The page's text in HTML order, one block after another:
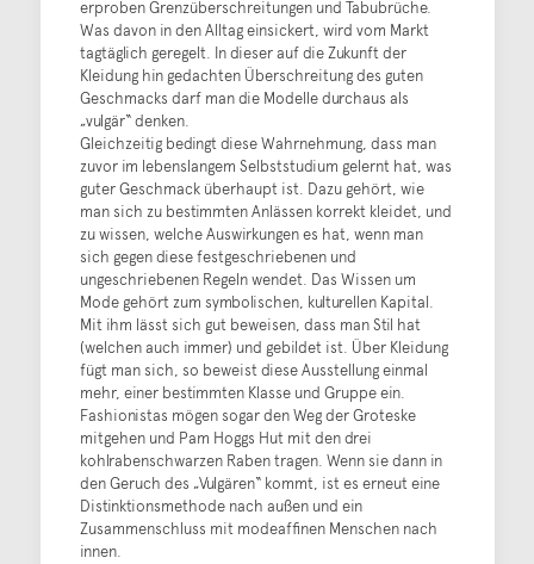
erproben Grenzüberschreitungen und Tabubrüche.
Was davon in den Alltag einsickert, wird vom Markt
tagtäglich geregelt. In dieser auf die Zukunft der
Kleidung hin gedachten Überschreitung des guten
Geschmacks darf man die Modelle durchaus als
„vulgär“ denken.
Gleichzeitig bedingt diese Wahrnehmung, dass man
zuvor im lebenslangem Selbststudium gelernt hat, was
guter Geschmack überhaupt ist. Dazu gehört, wie
man sich zu bestimmten Anlässen korrekt kleidet, und
zu wissen, welche Auswirkungen es hat, wenn man
sich gegen diese festgeschriebenen und
ungeschriebenen Regeln wendet. Das Wissen um
Mode gehört zum symbolischen, kulturellen Kapital.
Mit ihm lässt sich gut beweisen, dass man Stil hat
(welchen auch immer) und gebildet ist. Über Kleidung
fügt man sich, so beweist diese Ausstellung einmal
mehr, einer bestimmten Klasse und Gruppe ein.
Fashionistas mögen sogar den Weg der Groteske
mitgehen und Pam Hoggs Hut mit den drei
kohlrabenschwarzen Raben tragen. Wenn sie dann in
den Geruch des „Vulgären“ kommt, ist es erneut eine
Distinktionsmethode nach außen und ein
Zusammenschluss mit modeaffinen Menschen nach
innen.